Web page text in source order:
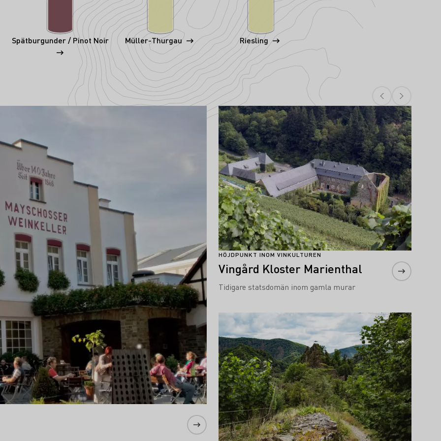
Spätburgunder / Pinot Noir Müller-Thurgau Riesling
HÖJDPUNKT INOM VINKULTUREN
Vingård Kloster Marienthal
Tidigare statsdomän inom gamla murar
Läs mer om detta
Läs mer om detta